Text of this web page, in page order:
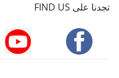
تجدنا على FIND US